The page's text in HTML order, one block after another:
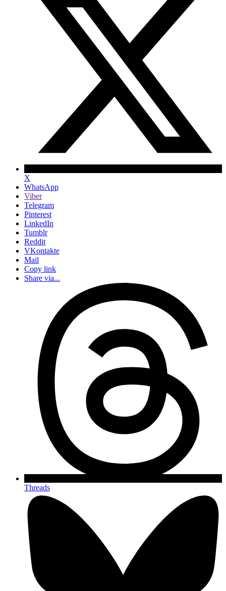
X
WhatsApp
Viber
Telegram
Pinterest
LinkedIn
Tumblr
Reddit
VKontakte
Mail
Copy link
Share via...
Threads